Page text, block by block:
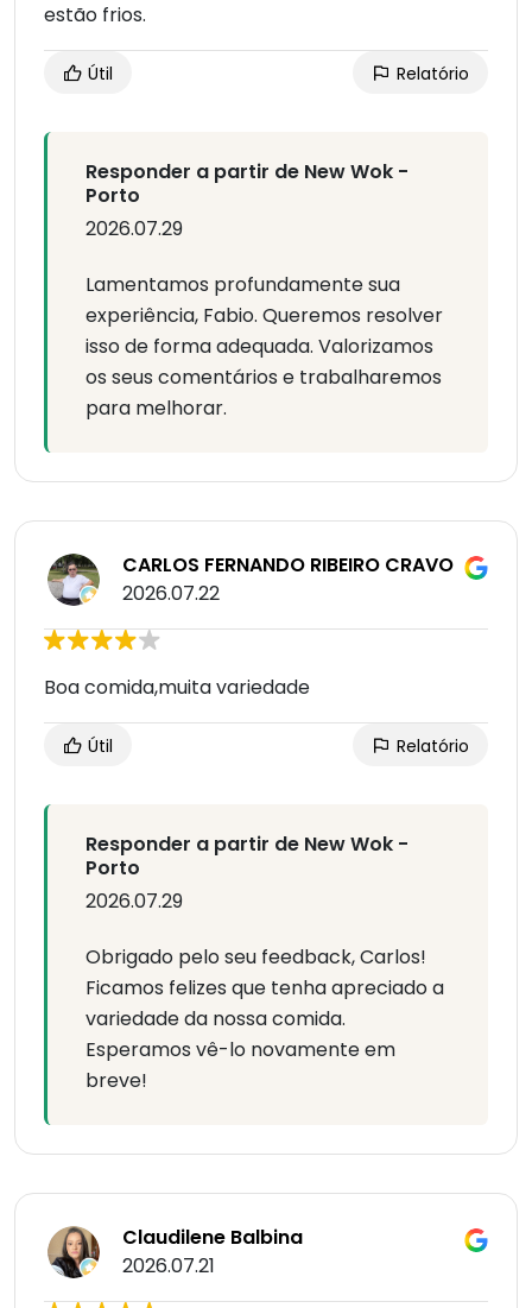
estão frios.
Útil Relatório
Responder a partir de New Wok -
Porto
2026.07.29
Lamentamos profundamente sua
experiência, Fabio. Queremos resolver
isso de forma adequada. Valorizamos
os seus comentários e trabalharemos
para melhorar.
CARLOS FERNANDO RIBEIRO CRAVO
2026.07.22
Boa comida,muita variedade
Útil Relatório
Responder a partir de New Wok -
Porto
2026.07.29
Obrigado pelo seu feedback, Carlos!
Ficamos felizes que tenha apreciado a
variedade da nossa comida.
Esperamos vê-lo novamente em
breve!
Claudilene Balbina
2026.07.21